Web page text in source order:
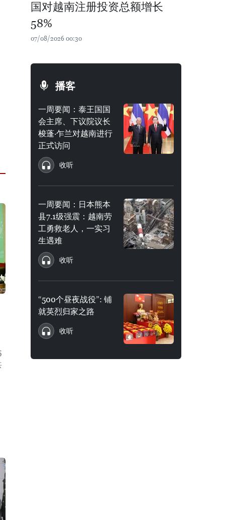
国对越南注册投资总额增长
58%
07/08/2026 00:30
播客
一周要闻：泰王国国
会主席、下议院议长
梭蓬·乍兰对越南进行
正式访问
收听
一周要闻：日本熊本
县7.1级强震：越南劳
工勇救老人，一实习
生遇难
收听
“500个昼夜战役”: 铺
就英烈归家之路
收听